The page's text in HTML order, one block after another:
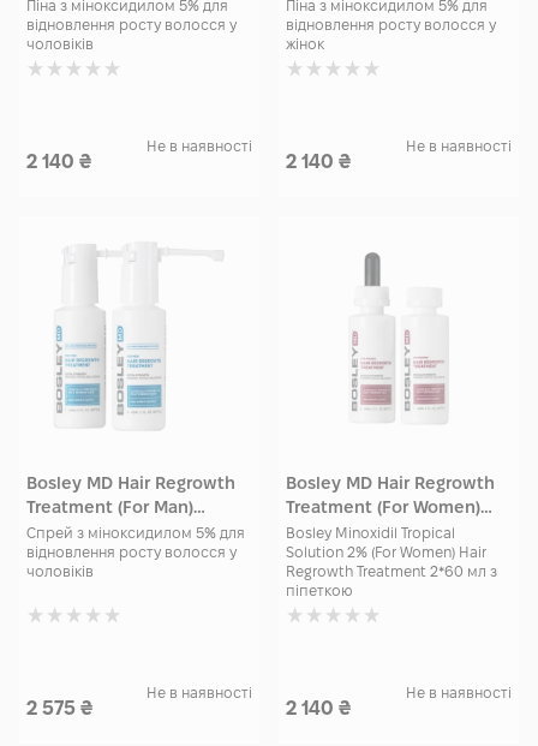
Піна з міноксидилом 5% для
відновлення росту волосся у
чоловіків
2 140 ₴
Не в наявності
Піна з міноксидилом 5% для
відновлення росту волосся у
жінок
2 140 ₴
Не в наявності
Bosley MD Hair Regrowth
Treatment (For Man)
Minoxidil Topical Solution
5% 2*60 мл спрей
Спрей з міноксидилом 5% для
відновлення росту волосся у
чоловіків
2 575 ₴
Не в наявності
Bosley MD Hair Regrowth
Treatment (For Women)
Minoxidil Topical Solution
2% 2*60 мл з піпеткою
Bosley Minoxidil Tropical
Solution 2% (For Women) Hair
Regrowth Treatment 2*60 мл з
піпеткою
2 140 ₴
Не в наявності